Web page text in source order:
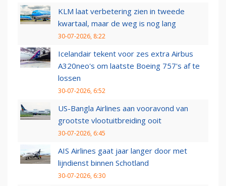
KLM laat verbetering zien in tweede
kwartaal, maar de weg is nog lang
30-07-2026, 8:22
Icelandair tekent voor zes extra Airbus
A320neo's om laatste Boeing 757's af te
lossen
30-07-2026, 6:52
US-Bangla Airlines aan vooravond van
grootste vlootuitbreiding ooit
30-07-2026, 6:45
AIS Airlines gaat jaar langer door met
lijndienst binnen Schotland
30-07-2026, 6:30